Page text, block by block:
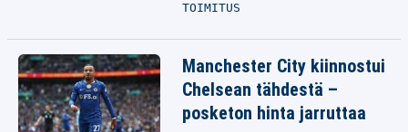
TOIMITUS
Manchester City kiinnostui
Chelsean tähdestä –
posketon hinta jarruttaa